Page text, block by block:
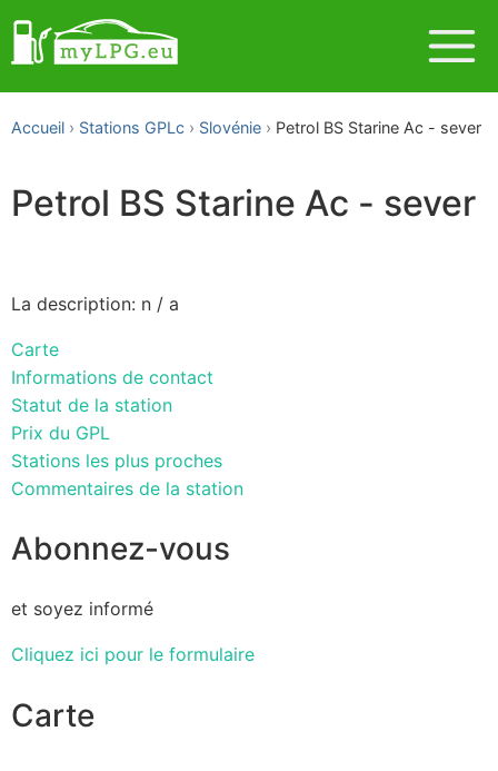
Accueil Stations GPLc Slovénie Petrol BS Starine Ac - sever
Petrol BS Starine Ac - sever
La description: n / a
Carte
Informations de contact
Statut de la station
Prix du GPL
Stations les plus proches
Commentaires de la station
Abonnez-vous
et soyez informé
Cliquez ici pour le formulaire
Carte